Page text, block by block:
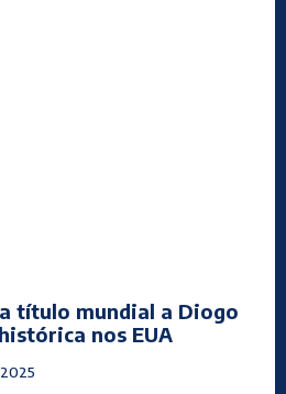
título mundial a Diogo
nos EUA
2025